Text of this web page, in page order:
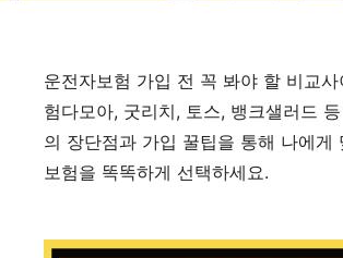
운전자보험 가입 전 꼭 봐야 할 비교
험다모아, 굿리치, 토스, 뱅크샐러드
의 장단점과 가입 꿀팁을 통해 나에게
보험을 똑똑하게 선택하세요.